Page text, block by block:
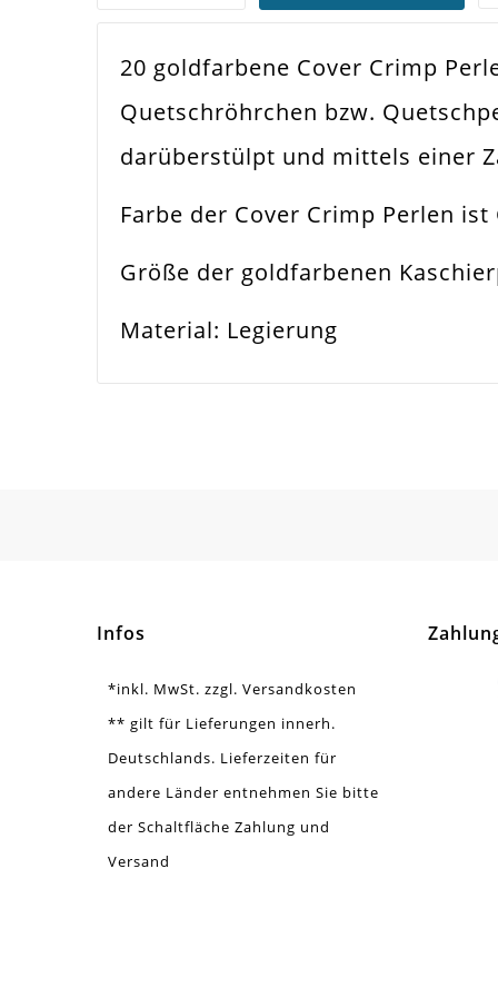
Farbe
20 goldfarbene Cover Crimp
Quetschröhrchen bzw.
darüberstülpt und mittels einer
Farbe der Cover Crimp Perlen ist
Größe der goldfarbenen
Material: Legierung
Infos
*inkl. MwSt. zzgl. Versandkosten
** gilt für Lieferungen innerh.
Deutschlands. Lieferzeiten für
andere Länder entnehmen Sie bitte
der Schaltfläche Zahlung und
Versand